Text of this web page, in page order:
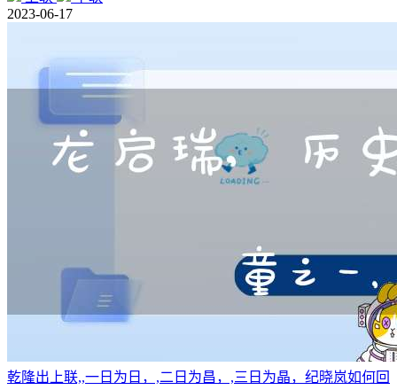
2023-06-17
乾隆出上联,,一日为日，,二日为昌，,三日为晶，纪晓岚如何回